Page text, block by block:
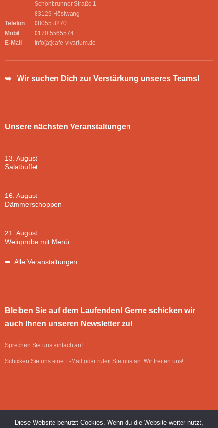
Schönbrunner Straße 1
83129 Höslwang
Telefon
08055 8270
Mobil
0170 5565574
E-Mail
info[at]cafe-vivarium.de
➥ Wir suchen Dich zur Verstärkung unseres Teams!
Unsere nächsten Veranstaltungen
13. August
Salatbuffet
16. August
Dämmerschoppen
21. August
Weinprobe mit Menü
➥ Alle Veranstaltungen
Bleiben Sie auf dem Laufenden! Gerne schicken wir
auch Ihnen unseren Newsletter zu!
Sprechen Sie uns einfach an!
Schicken Sie uns eine E-Mail oder rufen Sie uns an. Wir freuen uns!
Diese Website benutzt Cookies. Wenn du die Website weiter nutzt,